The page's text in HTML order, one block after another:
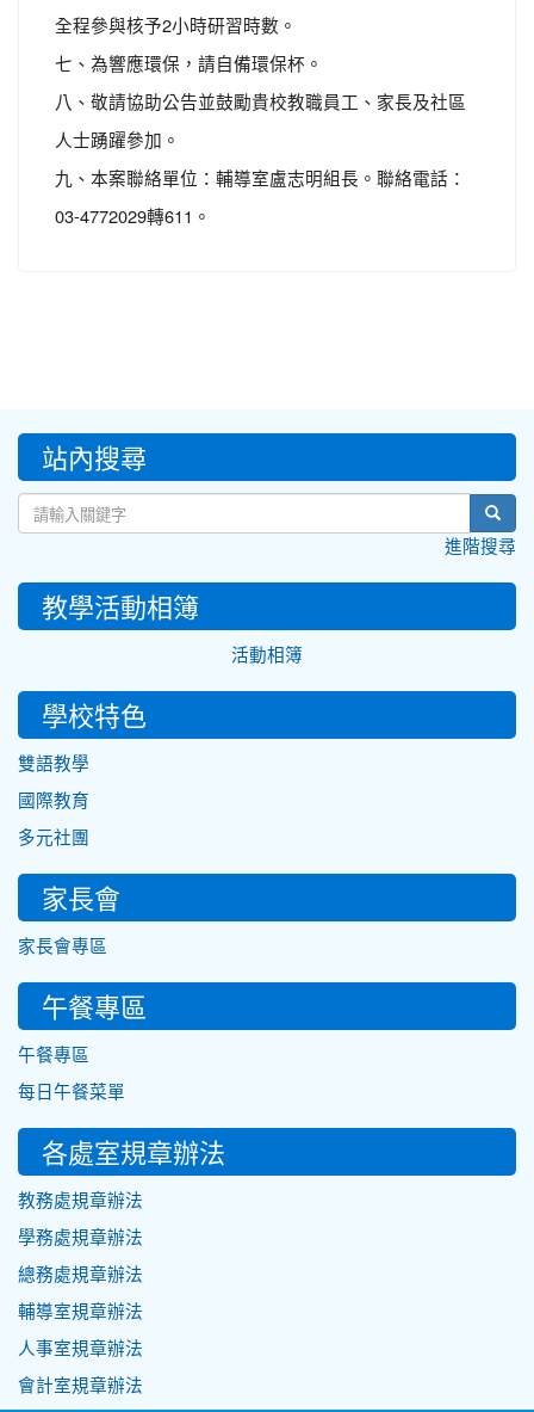
全程參與核予2小時研習時數。
七、為響應環保，請自備環保杯。
八、敬請協助公告並鼓勵貴校教職員工、家長及社區
人士踴躍參加。
九、本案聯絡單位：輔導室盧志明組長。聯絡電話：
03-4772029轉611。
::: 站內搜尋
進階搜尋
教學活動相簿
活動相簿
學校特色
雙語教學
國際教育
多元社團
家長會
家長會專區
午餐專區
午餐專區
每日午餐菜單
各處室規章辦法
教務處規章辦法
學務處規章辦法
總務處規章辦法
輔導室規章辦法
人事室規章辦法
會計室規章辦法